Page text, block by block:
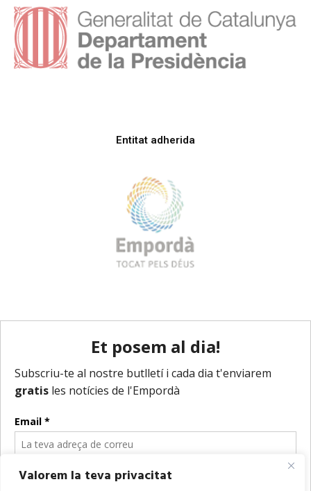
Valorem la teva privacitat
Entitat adherida